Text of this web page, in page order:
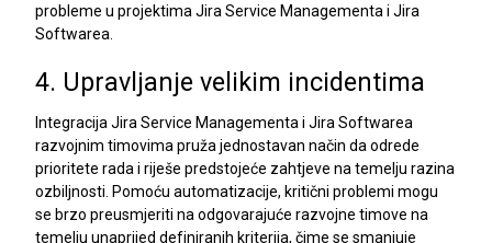
probleme u projektima Jira Service Managementa i Jira
Softwarea.
4. Upravljanje velikim incidentima
Integracija Jira Service Managementa i Jira Softwarea
razvojnim timovima pruža jednostavan način da odrede
prioritete rada i riješe predstojeće zahtjeve na temelju razina
ozbiljnosti. Pomoću automatizacije, kritični problemi mogu
se brzo preusmjeriti na odgovarajuće razvojne timove na
temelju unaprijed definiranih kriterija, čime se smanjuje